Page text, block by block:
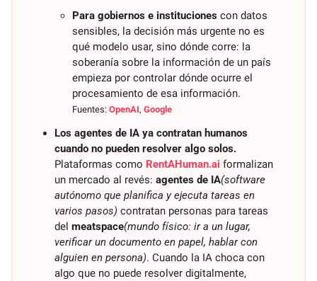
Para gobiernos e instituciones con datos
sensibles, la decisión más urgente no es
qué modelo usar, sino dónde corre: la
soberanía sobre la información de un país
empieza por controlar dónde ocurre el
Fuentes: OpenAI, Google
Los agentes de IA ya contratan humanos
cuando no pueden resolver algo solos.
Plataformas como RentAHuman.ai formalizan
un mercado al revés: agentes de IA(software
autónomo que planifica y ejecuta tareas en
varios pasos) contratan personas para tareas
del meatspace(mundo físico: ir a un lugar,
verificar un documento en papel, hablar con
alguien en persona). Cuando la IA choca con
algo que no puede resolver digitalmente,